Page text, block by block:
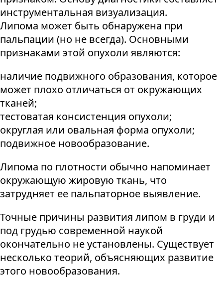
инструментальная визуализация.
Липома может быть обнаружена при
пальпации (но не всегда). Основными
признаками этой опухоли являются:
наличие подвижного образования, которое
может плохо отличаться от окружающих
тканей;
тестоватая консистенция опухоли;
округлая или овальная форма опухоли;
подвижное новообразование.
Липома по плотности обычно напоминает
окружающую жировую ткань, что
затрудняет ее пальпаторное выявление.
Точные причины развития липом в груди и
под грудью современной наукой
окончательно не установлены. Существует
несколько теорий, объясняющих развитие
этого новообразования.